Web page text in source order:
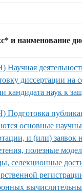
и наименование
Научная
диссертации на
кандидата наук к
Подготовка
основные
и (или) заявок
полезные
селекционные